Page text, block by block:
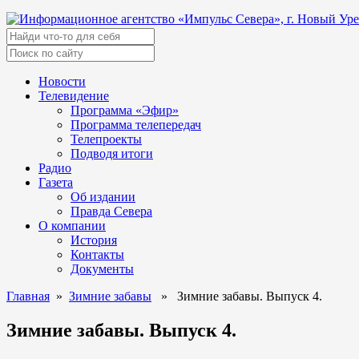
Новости
Телевидение
Программа «Эфир»
Программа телепередач
Телепроекты
Подводя итоги
Радио
Газета
Об издании
Правда Севера
О компании
История
Контакты
Документы
Главная » Зимние забавы » Зимние забавы. Выпуск 4.
Зимние забавы. Выпуск 4.